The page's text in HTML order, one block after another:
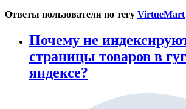
Ответы пользователя по тегу VirtueMart
Почему не
страницы товаров в
яндексе?